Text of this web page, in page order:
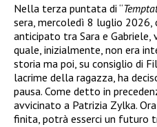
Nella terza puntata di “
sera, mercoledì 8 luglio
anticipato tra Sara e
quale, inizialmente, non era
storia ma poi, su consiglio di
lacrime della ragazza, ha
pausa. Come detto in
avvicinato a Patrizia Zylka.
finita, potrà esserci un futuro